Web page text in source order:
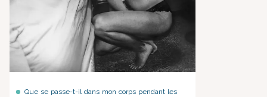
Que se passe-t-il dans mon corps pendant les